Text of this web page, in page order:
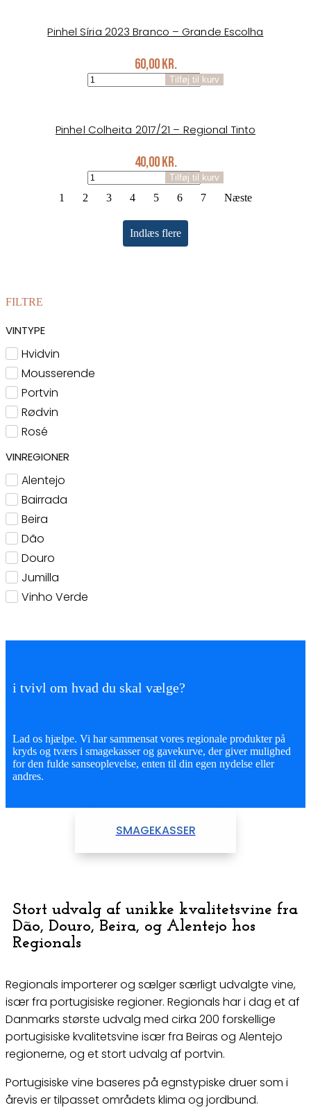
antal
Pinhel Síria 2023 Branco – Grande Escolha
60,00kr.
Pinhel
Síria
-
Tilføj til kurv
Pinhel Colheita 2017/21 – Regional Tinto
40,00kr.
Pinhel
Colheita
2017/21
Regional
Tilføj til kurv
1 2 3 4 5 6 7 Næste
Indlæs flere
FILTRE
VINTYPE
Hvidvin
Mousserende
Portvin
Rødvin
Rosé
VINREGIONER
Alentejo
Bairrada
Beira
Dão
Douro
Jumilla
Vinho Verde
i tvivl om hvad du skal vælge?
Lad os hjælpe. Vi har sammensat vores regionale produkter på
kryds og tværs i smagekasser og gavekurve, der giver mulighed
for den fulde sanseoplevelse, enten til din egen nydelse eller
andres.
SMAGEKASSER
Stort udvalg af unikke kvalitetsvine fra
Dão, Douro, Beira, og Alentejo hos
Regionals
Regionals importerer og sælger særligt udvalgte vine,
især fra portugisiske regioner. Regionals har i dag et af
Danmarks største udvalg med cirka 200 forskellige
portugisiske kvalitetsvine især fra Beiras og Alentejo
regionerne, og et stort udvalg af portvin.
Portugisiske vine baseres på egnstypiske druer som i
årevis er tilpasset områdets klima og jordbund.